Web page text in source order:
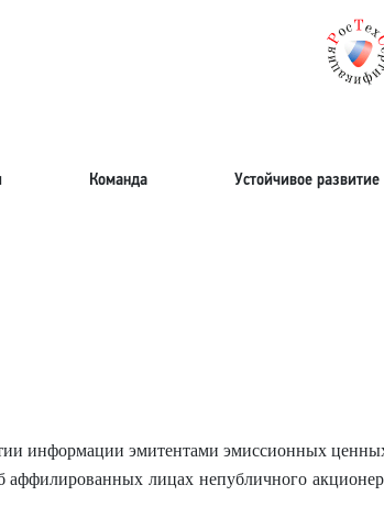
Команда Устойчивое развитие
информации эмитентами эмиссионных
лицах непубличного